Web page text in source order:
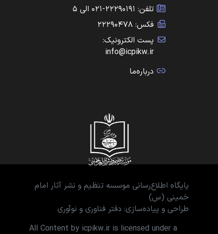
تلفن: ۲۲۲۹۰۱۹۱-۰۲۱ الی ۵
فکس: ۲۲۲۹۰۴۷۸
پست الکترونیک:
info@icpikw.ir
درباره‌ما
پایگاه اطلاع‌رسانی موسسه تنظیم و نشر آثار امام
خمینی (س)
طراحی و پیاده‌سازی: دفتر فناوری و نوآوری
All Content by icpikw.ir is licensed under a